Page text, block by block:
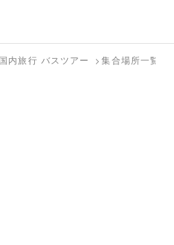
フリーワード
ップ
ップ
国内旅行 バスツアー 集合場所一覧